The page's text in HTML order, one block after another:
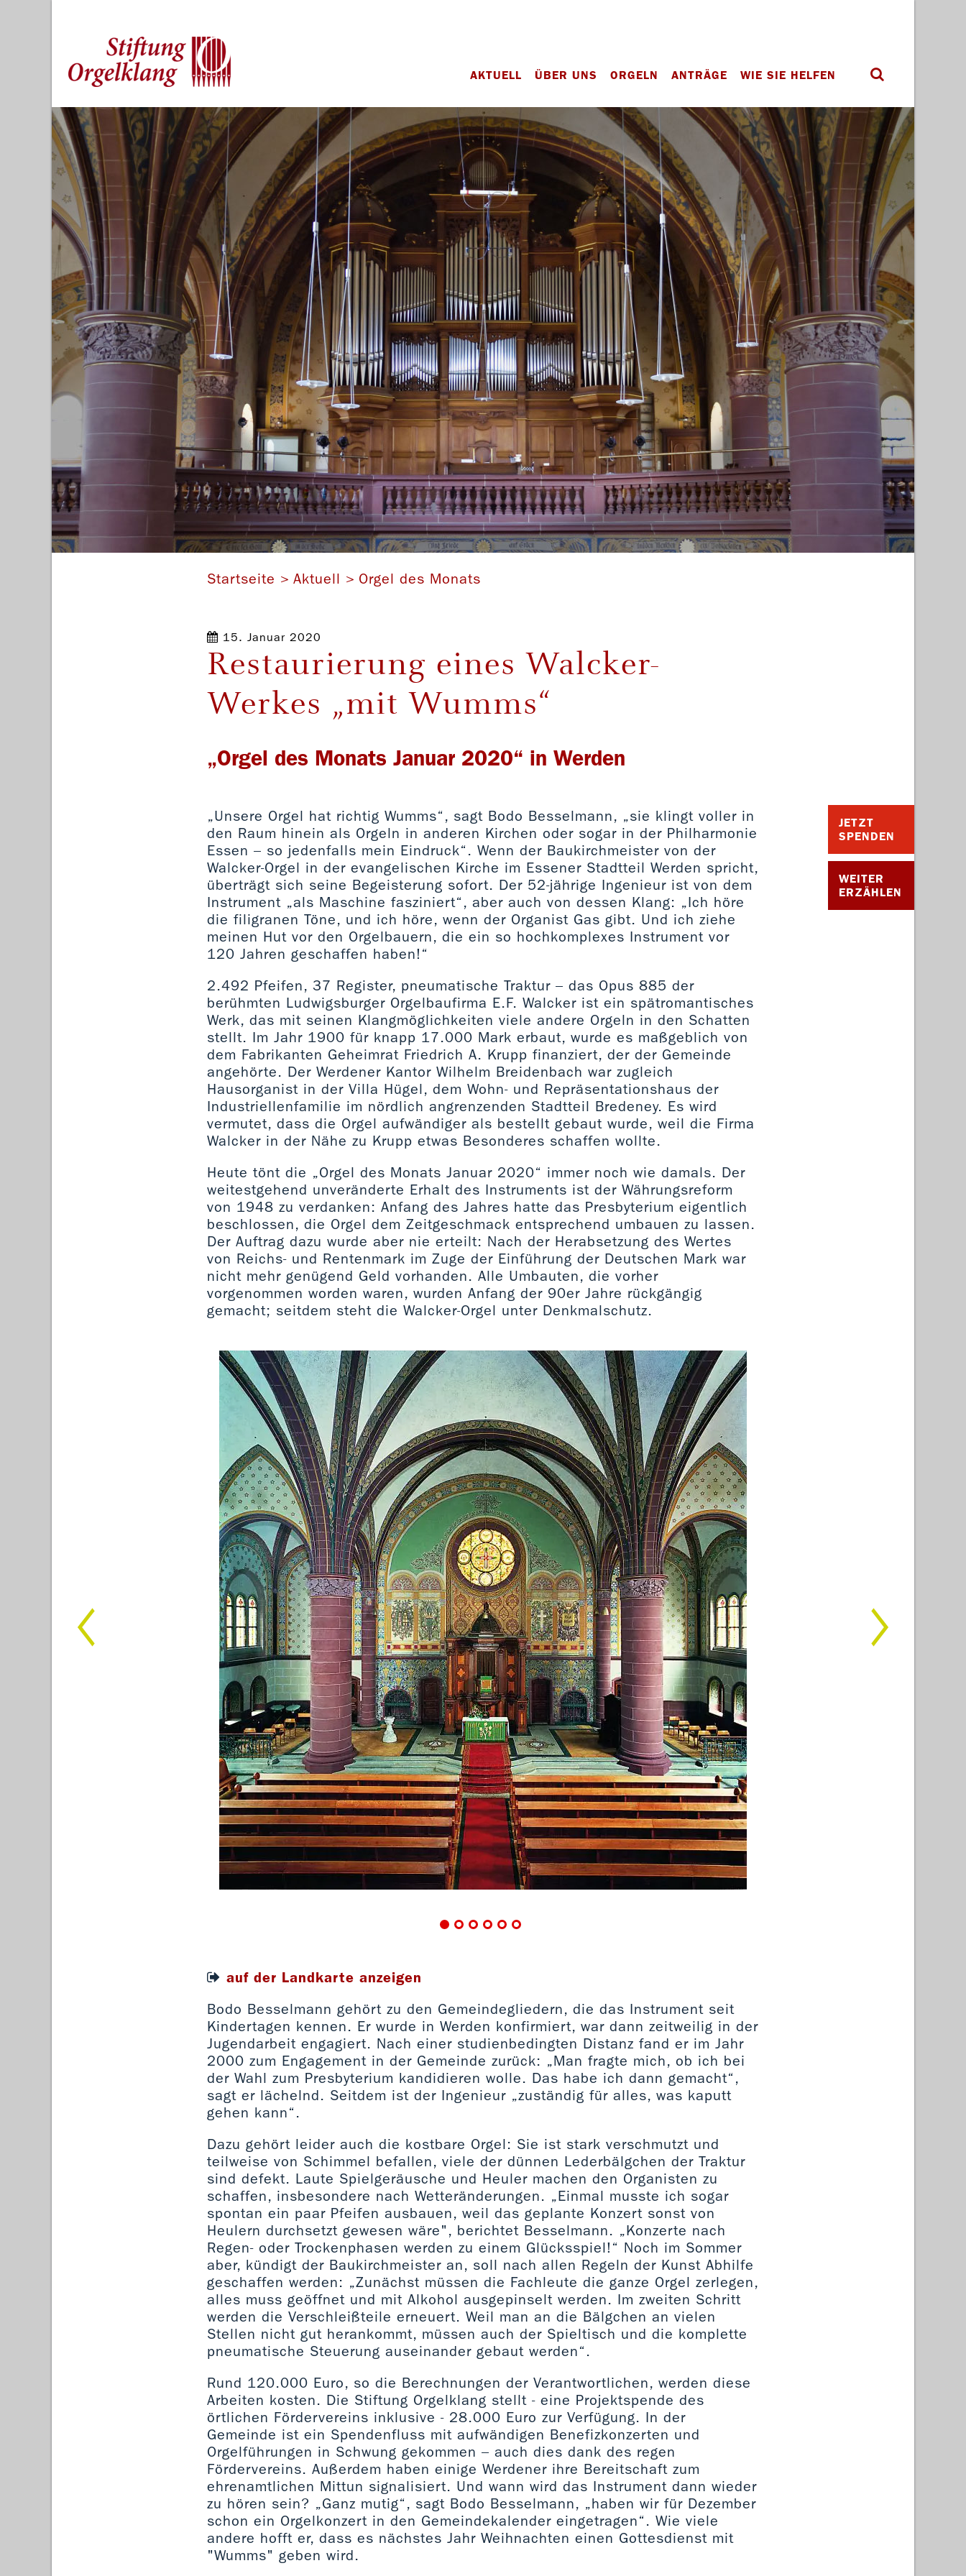
AKTUELL ÜBER UNS ORGELN ANTRÄGE WIE SIE HELFEN
Walcker-Orgel (opus 885) in Essen-Werden
JETZT
SPENDEN
WEITER
ERZÄHLEN
Startseite Aktuell Orgel des Monats
15. Januar 2020
Restaurierung eines Walcker-
Werkes „mit Wumms“
„Orgel des Monats Januar 2020“ in Werden
„Unsere Orgel hat richtig Wumms“, sagt Bodo Besselmann, „sie klingt voller in
den Raum hinein als Orgeln in anderen Kirchen oder sogar in der Philharmonie
Essen – so jedenfalls mein Eindruck“. Wenn der Baukirchmeister von der
Walcker-Orgel in der evangelischen Kirche im Essener Stadtteil Werden spricht,
überträgt sich seine Begeisterung sofort. Der 52-jährige Ingenieur ist von dem
Instrument „als Maschine fasziniert“, aber auch von dessen Klang: „Ich höre
die filigranen Töne, und ich höre, wenn der Organist Gas gibt. Und ich ziehe
meinen Hut vor den Orgelbauern, die ein so hochkomplexes Instrument vor
120 Jahren geschaffen haben!“
2.492 Pfeifen, 37 Register, pneumatische Traktur – das Opus 885 der
berühmten Ludwigsburger Orgelbaufirma E.F. Walcker ist ein spätromantisches
Werk, das mit seinen Klangmöglichkeiten viele andere Orgeln in den Schatten
stellt. Im Jahr 1900 für knapp 17.000 Mark erbaut, wurde es maßgeblich von
dem Fabrikanten Geheimrat Friedrich A. Krupp finanziert, der der Gemeinde
angehörte. Der Werdener Kantor Wilhelm Breidenbach war zugleich
Hausorganist in der Villa Hügel, dem Wohn- und Repräsentationshaus der
Industriellenfamilie im nördlich angrenzenden Stadtteil Bredeney. Es wird
vermutet, dass die Orgel aufwändiger als bestellt gebaut wurde, weil die Firma
Walcker in der Nähe zu Krupp etwas Besonderes schaffen wollte.
Heute tönt die „Orgel des Monats Januar 2020“ immer noch wie damals. Der
weitestgehend unveränderte Erhalt des Instruments ist der Währungsreform
von 1948 zu verdanken: Anfang des Jahres hatte das Presbyterium eigentlich
beschlossen, die Orgel dem Zeitgeschmack entsprechend umbauen zu lassen.
Der Auftrag dazu wurde aber nie erteilt: Nach der Herabsetzung des Wertes
von Reichs- und Rentenmark im Zuge der Einführung der Deutschen Mark war
nicht mehr genügend Geld vorhanden. Alle Umbauten, die vorher
vorgenommen worden waren, wurden Anfang der 90er Jahre rückgängig
gemacht; seitdem steht die Walcker-Orgel unter Denkmalschutz.
auf der Landkarte anzeigen
Bodo Besselmann gehört zu den Gemeindegliedern, die das Instrument seit
Kindertagen kennen. Er wurde in Werden konfirmiert, war dann zeitweilig in der
Jugendarbeit engagiert. Nach einer studienbedingten Distanz fand er im Jahr
2000 zum Engagement in der Gemeinde zurück: „Man fragte mich, ob ich bei
der Wahl zum Presbyterium kandidieren wolle. Das habe ich dann gemacht“,
sagt er lächelnd. Seitdem ist der Ingenieur „zuständig für alles, was kaputt
gehen kann“.
Dazu gehört leider auch die kostbare Orgel: Sie ist stark verschmutzt und
teilweise von Schimmel befallen, viele der dünnen Lederbälgchen der Traktur
sind defekt. Laute Spielgeräusche und Heuler machen den Organisten zu
schaffen, insbesondere nach Wetteränderungen. „Einmal musste ich sogar
spontan ein paar Pfeifen ausbauen, weil das geplante Konzert sonst von
Heulern durchsetzt gewesen wäre", berichtet Besselmann. „Konzerte nach
Regen- oder Trockenphasen werden zu einem Glücksspiel!“ Noch im Sommer
aber, kündigt der Baukirchmeister an, soll nach allen Regeln der Kunst Abhilfe
geschaffen werden: „Zunächst müssen die Fachleute die ganze Orgel zerlegen,
alles muss geöffnet und mit Alkohol ausgepinselt werden. Im zweiten Schritt
werden die Verschleißteile erneuert. Weil man an die Bälgchen an vielen
Stellen nicht gut herankommt, müssen auch der Spieltisch und die komplette
pneumatische Steuerung auseinander gebaut werden“.
Rund 120.000 Euro, so die Berechnungen der Verantwortlichen, werden diese
Arbeiten kosten. Die Stiftung Orgelklang stellt - eine Projektspende des
örtlichen Fördervereins inklusive - 28.000 Euro zur Verfügung. In der
Gemeinde ist ein Spendenfluss mit aufwändigen Benefizkonzerten und
Orgelführungen in Schwung gekommen – auch dies dank des regen
Fördervereins. Außerdem haben einige Werdener ihre Bereitschaft zum
ehrenamtlichen Mittun signalisiert. Und wann wird das Instrument dann wieder
zu hören sein? „Ganz mutig“, sagt Bodo Besselmann, „haben wir für Dezember
schon ein Orgelkonzert in den Gemeindekalender eingetragen“. Wie viele
andere hofft er, dass es nächstes Jahr Weihnachten einen Gottesdienst mit
"Wumms" geben wird.